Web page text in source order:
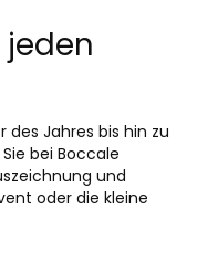
jeden
des Jahres bis hin zu
bei Boccale
und
oder die kleine